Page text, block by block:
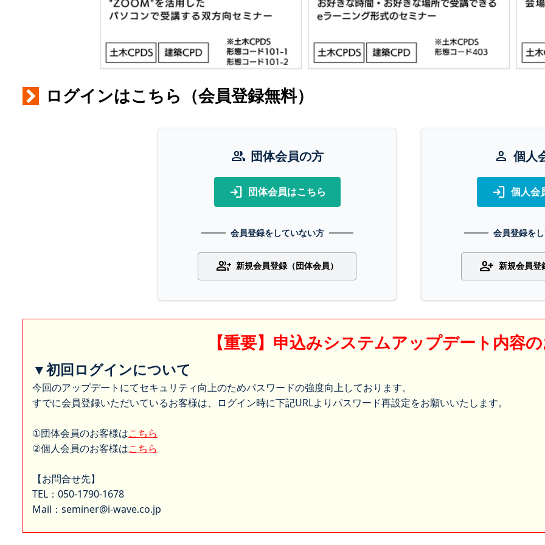
ログインはこちら（会員登録無料）
group 団体会員の方
login 団体会員はこちら
会員登録をしていない方
group_add 新規会員登録（団体会員）
person 個人
login 個人会
会員登録を
person_add 新規会員登
【重要】申込みシステムアップデート内容
▼初回ログインについて
今回のアップデートにてセキュリティ向上のためパスワードの強度向上しております。
すでに会員登録いただいているお客様は、ログイン時に下記URLよりパスワード再設定をお願いいたします。
①団体会員のお客様はこちら
②個人会員のお客様はこちら
【お問合せ先】
TEL：050-1790-1678
Mail：seminer@i-wave.co.jp